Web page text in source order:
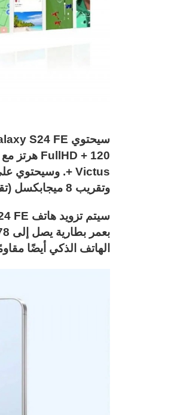
وتقريب 8 ميجابكسل (تقريب بصري 3x) و10 ميجابكسل. selfie.
الهاتف الذكي أيضًا